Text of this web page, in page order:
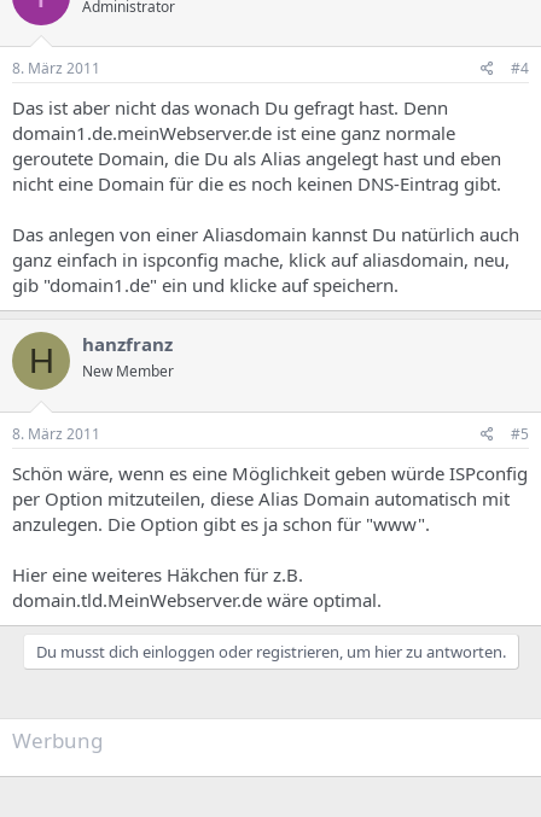
Administrator
8. März 2011 #4
Das ist aber nicht das wonach Du gefragt hast. Denn
domain1.de.meinWebserver.de ist eine ganz normale
geroutete Domain, die Du als Alias angelegt hast und eben
nicht eine Domain für die es noch keinen DNS-Eintrag gibt.
Das anlegen von einer Aliasdomain kannst Du natürlich auch
ganz einfach in ispconfig mache, klick auf aliasdomain, neu,
gib "domain1.de" ein und klicke auf speichern.
H hanzfranz
New Member
8. März 2011 #5
Schön wäre, wenn es eine Möglichkeit geben würde ISPconfig
per Option mitzuteilen, diese Alias Domain automatisch mit
anzulegen. Die Option gibt es ja schon für "www".
Hier eine weiteres Häkchen für z.B.
domain.tld.MeinWebserver.de wäre optimal.
Du musst dich einloggen oder registrieren, um hier zu antworten.
Werbung